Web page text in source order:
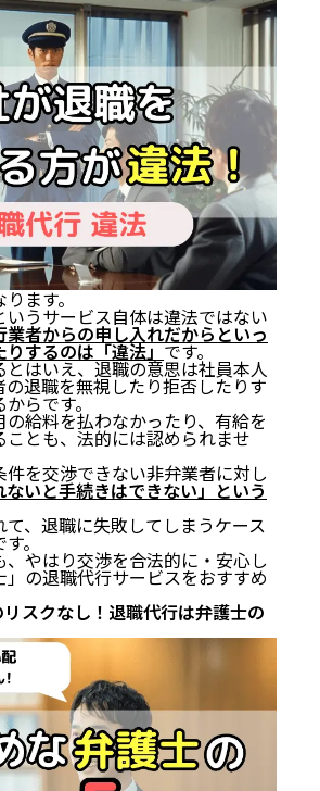
ります。
うサービス自体は違法ではない
業者からの申し入れだからといっ
りするのは「違法」です。
はいえ、退職の意思は社員本人
の退職を無視したり拒否したりす
からです。
給料を払わなかったり、 有給を
ことも、法的には認められませ
を交渉できない非弁業者に対し
ないと手続きはできない」という
、退職に失敗してしまうケース
。
やはり交渉を合法的に・安心し
の退職代行サービスをおすすめ
スクなし！退職代行は弁護士の